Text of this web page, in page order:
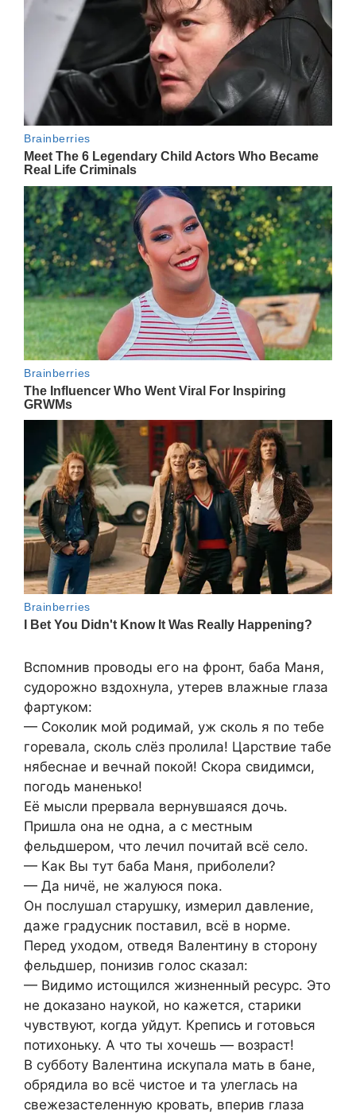
Вспомнив проводы его на фронт, баба Маня,
судорожно вздохнула, утерев влажные глаза
фартуком:
— Соколик мой родимай, уж сколь я по тебе
горевала, сколь слёз пролила! Царствие табе
нябеснае и вечнай покой! Скора свидимси,
погодь маненько!
Её мысли прервала вернувшаяся дочь.
Пришла она не одна, а с местным
фельдшером, что лечил почитай всё село.
— Как Вы тут баба Маня, приболели?
— Да ничё, не жалуюся пока.
Он послушал старушку, измерил давление,
даже градусник поставил, всё в норме.
Перед уходом, отведя Валентину в сторону
фельдшер, понизив голос сказал:
— Видимо истощился жизненный ресурс. Это
не доказано наукой, но кажется, старики
чувствуют, когда уйдут. Крепись и готовься
потихоньку. А что ты хочешь — возраст!
В субботу Валентина искупала мать в бане,
обрядила во всё чистое и та улеглась на
свежезастеленную кровать, вперив глаза